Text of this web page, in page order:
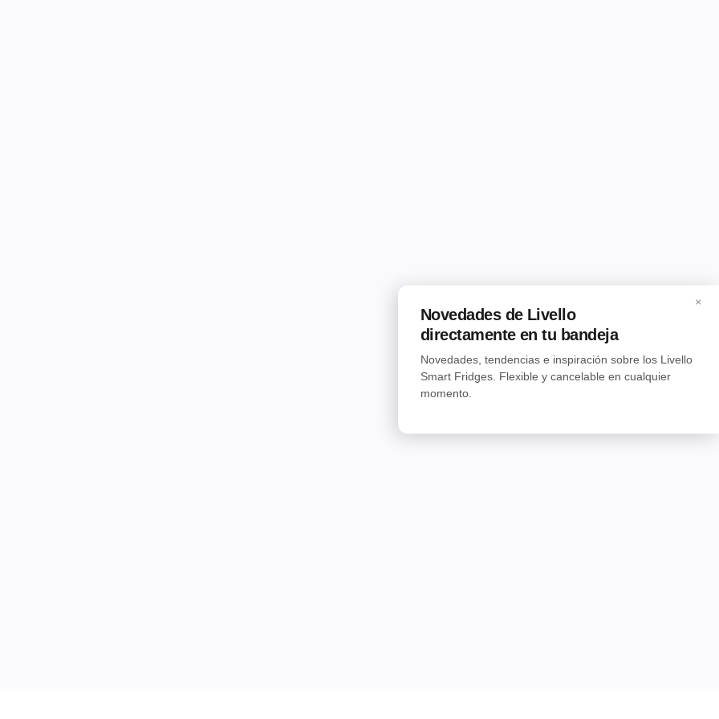
×
Novedades de Livello
directamente en tu bandeja
Novedades, tendencias e inspiración sobre los Livello
Smart Fridges. Flexible y cancelable en cualquier
momento.